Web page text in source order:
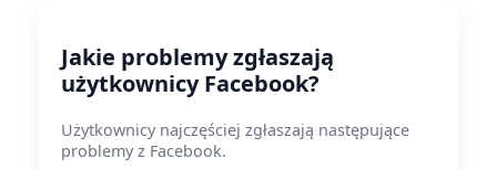
Jakie problemy zgłaszają
użytkownicy Facebook?
Użytkownicy najczęściej zgłaszają następujące
problemy z Facebook.